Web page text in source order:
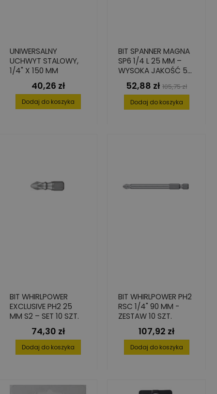
UNIWERSALNY
UCHWYT STALOWY,
1/4" X 150 MM
Cena
40,26 zł
Dodaj do koszyka
BIT SPANNER MAGNA
SP6 1/4 L 25 MM –
WYSOKA JAKOŚĆ 5
SZT.Cena
52,88 zł Cena
podstawowa
105,75 zł
Dodaj do koszyka
BIT WHIRLPOWER
EXCLUSIVE PH2 25
MM S2 – SET 10 SZT.
Cena
74,30 zł
Dodaj do koszyka
BIT WHIRLPOWER PH2
RSC 1/4" 90 MM -
ZESTAW 10 SZT.
Cena
107,92 zł
Dodaj do koszyka